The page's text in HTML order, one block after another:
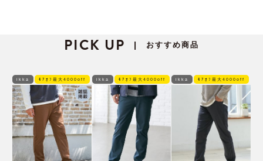
PICK UP | おすすめ商品
ikka ﾓｱｵﾌ最大4000off ikka ﾓｱｵﾌ最大4000off ikka ﾓｱｵﾌ最大4000off